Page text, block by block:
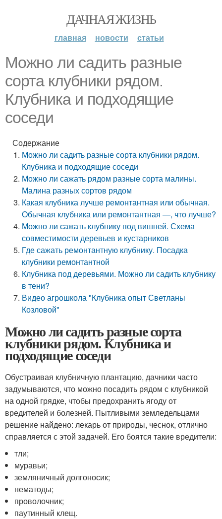
ДАЧНАЯ ЖИЗНЬ
главная новости статьи
Можно ли садить разные
сорта клубники рядом.
Клубника и подходящие
соседи
Содержание
Можно ли садить разные сорта клубники рядом.
Клубника и подходящие соседи
Можно ли сажать рядом разные сорта малины.
Малина разных сортов рядом
Какая клубника лучше ремонтантная или обычная.
Обычная клубника или ремонтантная —, что лучше?
Можно ли сажать клубнику под вишней. Схема
совместимости деревьев и кустарников
Где сажать ремонтантную клубнику. Посадка
клубники ремонтантной
Клубника под деревьями. Можно ли садить клубнику
в тени?
Видео агрошкола "Клубника опыт Светланы
Козловой"
Можно ли садить разные сорта
клубники рядом. Клубника и
подходящие соседи
Обустраивая клубничную плантацию, дачники часто
задумываются, что можно посадить рядом с клубникой
на одной грядке, чтобы предохранить ягоду от
вредителей и болезней. Пытливыми земледельцами
решение найдено: лекарь от природы, чеснок, отлично
справляется с этой задачей. Его боятся такие вредители:
тли;
муравьи;
земляничный долгоносик;
нематоды;
проволочник;
паутинный клещ.